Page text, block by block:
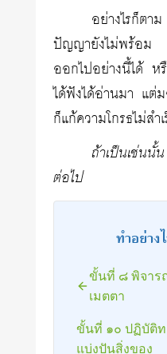
อย่างไรก็ต
ปัญญายังไม่พร้อม
ออกไปอย่างนี้ได้ ห
ได้ฟังได้อ่านมา แต่
ก็แก้ความโกรธไม่สำ
ถ้าเป็นเช่น
ต่อไป
ทำอย่าง
ขั้นที่ ๘ พิจาร
เมตตา
ขั้นที่ ๑๐ ปฏิบัติ
แบ่งปันสิ่งของ